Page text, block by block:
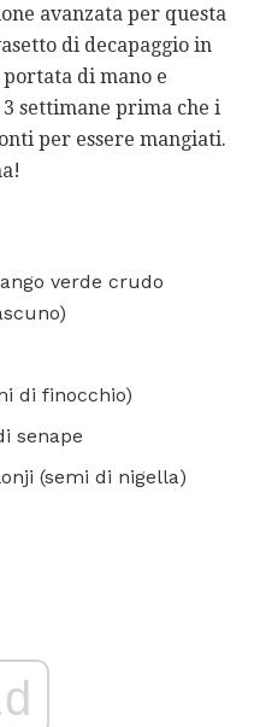
avanzata per questa
di decapaggio in
di mano e
settimane prima che i
per essere mangiati.
verde crudo
di finocchio)
senape
(semi di nigella)